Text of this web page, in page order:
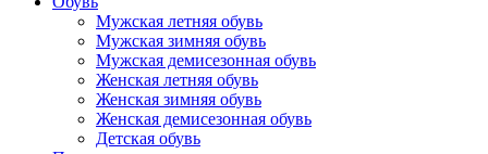
Мужская летняя обувь
Мужская зимняя обувь
Мужская демисезонная обувь
Женская летняя обувь
Женская зимняя обувь
Женская демисезонная обувь
Детская обувь